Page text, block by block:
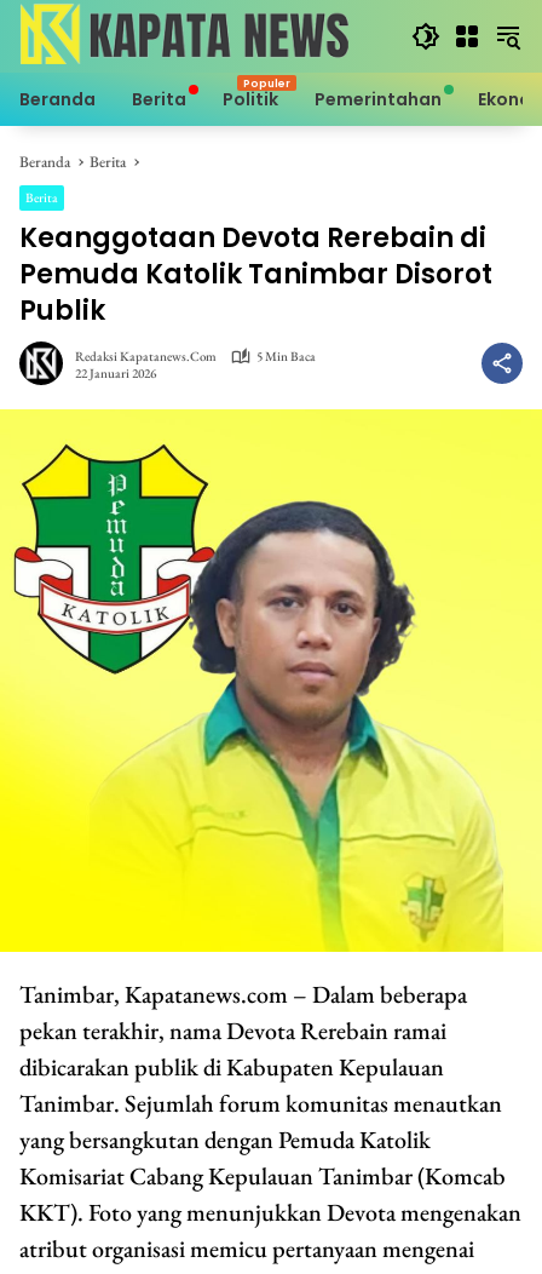
Langsung
konten
Beranda Berita Politik Pemerintahan
Beranda Berita
Berita
Keanggotaan Devota Rerebain di
Pemuda Katolik Tanimbar Disorot
Publik
Redaksi Kapatanews.com
5 Min Baca
22 Januari 2026
Tanimbar, Kapatanews.com – Dalam beberapa
pekan terakhir, nama Devota Rerebain ramai
dibicarakan publik di Kabupaten Kepulauan
Tanimbar. Sejumlah forum komunitas menautkan
yang bersangkutan dengan Pemuda Katolik
Komisariat Cabang Kepulauan Tanimbar (Komcab
KKT). Foto yang menunjukkan Devota mengenakan
atribut organisasi memicu pertanyaan mengenai